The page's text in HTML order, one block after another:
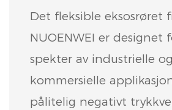
Det fleksible eksosrøret
NUOENWEI er designet
spekter av industrielle og
kommersielle
pålitelig negativt